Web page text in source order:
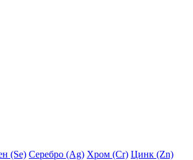
(Se) Серебро (Ag) Хром (Cr) Цинк (Zn)